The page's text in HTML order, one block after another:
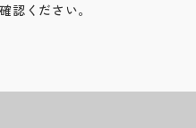
ください。